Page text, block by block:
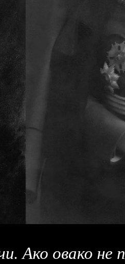
Ако овако не